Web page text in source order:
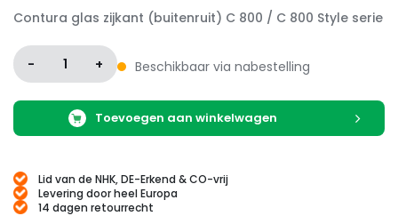
Contura glas zijkant (buitenruit) C 800 / C 800 Style serie
- 1 + Beschikbaar via nabestelling
Toevoegen aan winkelwagen
Lid van de NHK, DE-Erkend & CO-vrij
Levering door heel Europa
14 dagen retourrecht